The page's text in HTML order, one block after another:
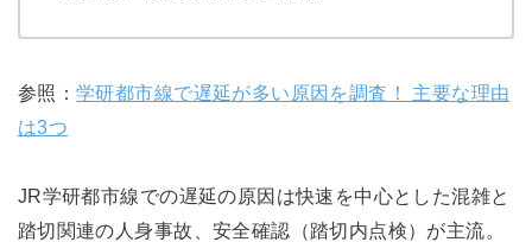
参照：学研都市線で遅延が多い原因を調査！ 主要な理由
は3つ
JR学研都市線での遅延の原因は快速を中心とした混雑と
踏切関連の人身事故、安全確認（踏切内点検）が主流。